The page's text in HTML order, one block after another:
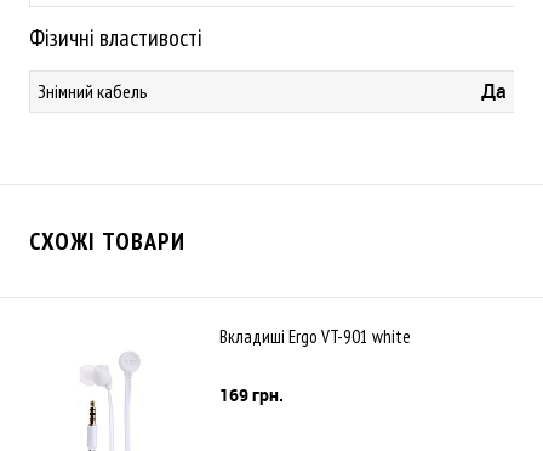
Фізичні властивості
Знімний кабель Да
СХОЖІ ТОВАРИ
Вкладиші Ergo VT-901 white
169 грн.